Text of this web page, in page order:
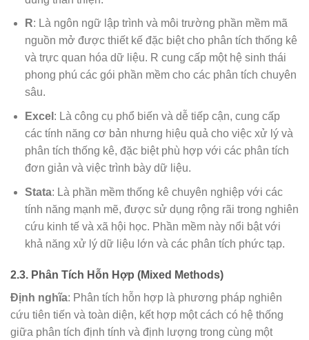
R: Là ngôn ngữ lập trình và môi trường phần mềm mã
nguồn mở được thiết kế đặc biệt cho phân tích thống kê
và trực quan hóa dữ liệu. R cung cấp một hệ sinh thái
phong phú các gói phần mềm cho các phân tích chuyên
sâu.
Excel : Là công cụ phổ biến và dễ tiếp cận, cung cấp
các tính năng cơ bản nhưng hiệu quả cho việc xử lý và
phân tích thống kê, đặc biệt phù hợp với các phân tích
đơn giản và việc trình bày dữ liệu.
Stata: Là phần mềm thống kê chuyên nghiệp với các
tính năng mạnh mẽ, được sử dụng rộng rãi trong nghiên
cứu kinh tế và xã hội học. Phần mềm này nổi bật với
khả năng xử lý dữ liệu lớn và các phân tích phức tạp.
2.3. Phân Tích Hỗn Hợp (Mixed Methods)
Định nghĩa: Phân tích hỗn hợp là phương pháp nghiên
cứu tiên tiến và toàn diện, kết hợp một cách có hệ thống
giữa phân tích định tính và định lượng trong cùng một